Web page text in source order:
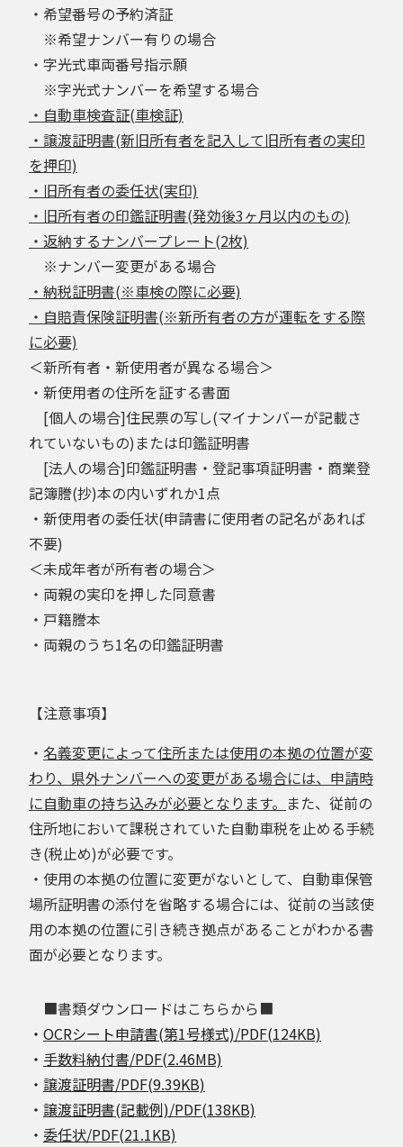
・希望番号の予約済証
※希望ナンバー有りの場合
・字光式車両番号指示願
※字光式ナンバーを希望する場合
・自動車検査証(車検証)
・譲渡証明書(新旧所有者を記入して旧所有者の実印
を押印)
・旧所有者の委任状(実印)
・旧所有者の印鑑証明書(発効後3ヶ月以内のもの)
・返納するナンバープレート(2枚)
※ナンバー変更がある場合
・納税証明書(※車検の際に必要)
・自賠責保険証明書(※新所有者の方が運転をする際
に必要)
＜新所有者・新使用者が異なる場合＞
・新使用者の住所を証する書面
[個人の場合]住民票の写し(マイナンバーが記載さ
れていないもの)または印鑑証明書
[法人の場合]印鑑証明書・登記事項証明書・商業登
記簿謄(抄)本の内いずれか1点
・新使用者の委任状(申請書に使用者の記名があれば
不要)
＜未成年者が所有者の場合＞
・両親の実印を押した同意書
・戸籍謄本
・両親のうち1名の印鑑証明書
【注意事項】
・ 名義変更によって住所または使用の本拠の位置が変
わり、県外ナンバーへの変更がある場合には、申請時
に自動車の持ち込みが必要となります。 また、従前の
住所地において課税されていた自動車税を止める手続
き(税止め)が必要です。
・使用の本拠の位置に変更がないとして、自動車保管
場所証明書の添付を省略する場合には、従前の当該使
用の本拠の位置に引き続き拠点があることがわかる書
面が必要となります。
■書類ダウンロードはこちらから■
・ OCRシート申請書(第1号様式)/PDF(124KB)
・ 手数料納付書/PDF(2.46MB)
・ 譲渡証明書/PDF(9.39KB)
・ 譲渡証明書(記載例)/PDF(138KB)
・ 委任状/PDF(21.1KB)